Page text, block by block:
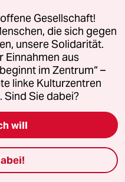
der DDR
DDR brauchte es nur
war Teil davon.
Gesellschaft!
die sich gegen
unsere Solidarität.
Einnahmen aus
im Zentrum“ –
linke Kulturzentren
Sie dabei?
will